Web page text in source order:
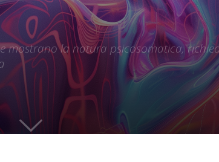
mostrano la natura psicosomatica,